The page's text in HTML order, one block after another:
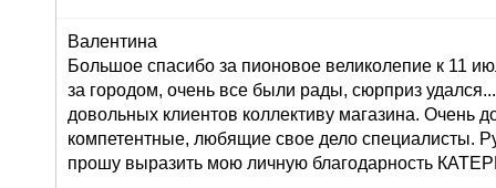
Валентина
Большое спасибо за пионовое великолепие к 11
за городом, очень все были рады, сюрприз
довольных клиентов коллективу магазина. Очень
компетентные, любящие свое дело специалисты.
прошу выразить мою личную благодарность